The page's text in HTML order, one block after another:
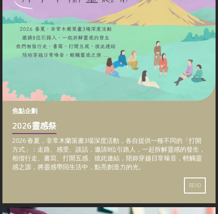
焦點企劃
2026靈感祭
2026 春夏，非常木蘭策畫3場深度活動，各自提供一種不同的「打開
方式」：走路、感受、談話，邀請8位引路人，一起拆解靈感的發生，
相偕行走、書寫、打開五感、彼此連結，陪妳穿越日常噪音，輕觸靈
感之源，將靈感帶回生活中，點亮創造力的光。
READ